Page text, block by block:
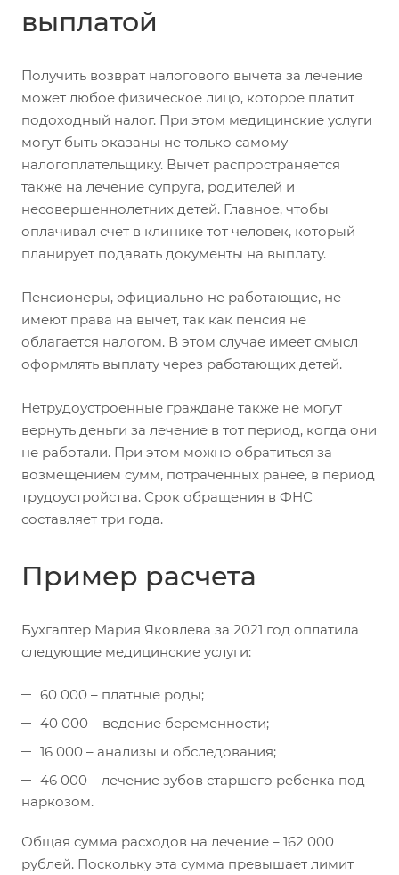
выплатой
Получить возврат налогового вычета за лечение
может любое физическое лицо, которое платит
подоходный налог. При этом медицинские услуги
могут быть оказаны не только самому
налогоплательщику. Вычет распространяется
также на лечение супруга, родителей и
несовершеннолетних детей. Главное, чтобы
оплачивал счет в клинике тот человек, который
планирует подавать документы на выплату.
Пенсионеры, официально не работающие, не
имеют права на вычет, так как пенсия не
облагается налогом. В этом случае имеет смысл
оформлять выплату через работающих детей.
Нетрудоустроенные граждане также не могут
вернуть деньги за лечение в тот период, когда они
не работали. При этом можно обратиться за
возмещением сумм, потраченных ранее, в период
трудоустройства. Срок обращения в ФНС
составляет три года.
Пример расчета
Бухгалтер Мария Яковлева за 2021 год оплатила
следующие медицинские услуги:
60 000 – платные роды;
40 000 – ведение беременности;
16 000 – анализы и обследования;
46 000 – лечение зубов старшего ребенка под
наркозом.
Общая сумма расходов на лечение – 162 000
рублей. Поскольку эта сумма превышает лимит